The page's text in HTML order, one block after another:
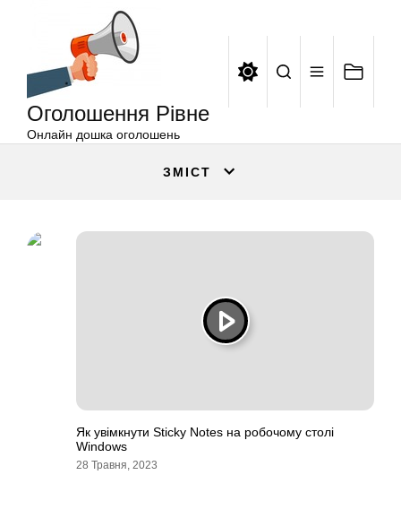
Оголошення Рівне
Онлайн дошка оголошень
ЗМІСТ
Як увімкнути Sticky Notes на робочому столі
Windows
28 Травня, 2023